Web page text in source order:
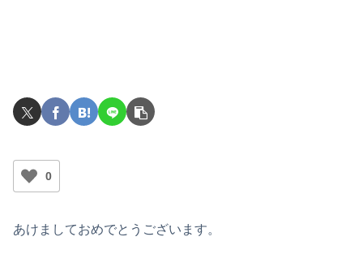
0
あけましておめでとうございます。